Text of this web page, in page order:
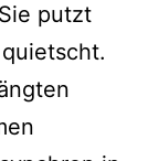
putzt